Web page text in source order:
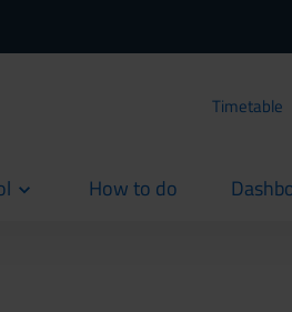
Timetable
How to do
current current